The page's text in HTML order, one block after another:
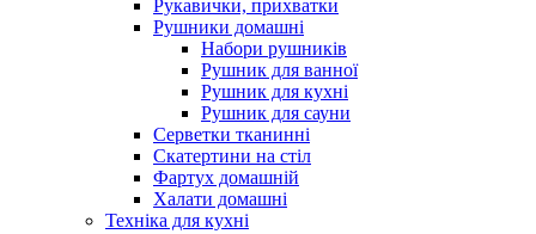
Рукавички, прихватки
Рушники домашні
Набори рушників
Рушник для ванної
Рушник для кухні
Рушник для сауни
Серветки тканинні
Скатертини на стіл
Фартух домашній
Халати домашні
Техніка для кухні